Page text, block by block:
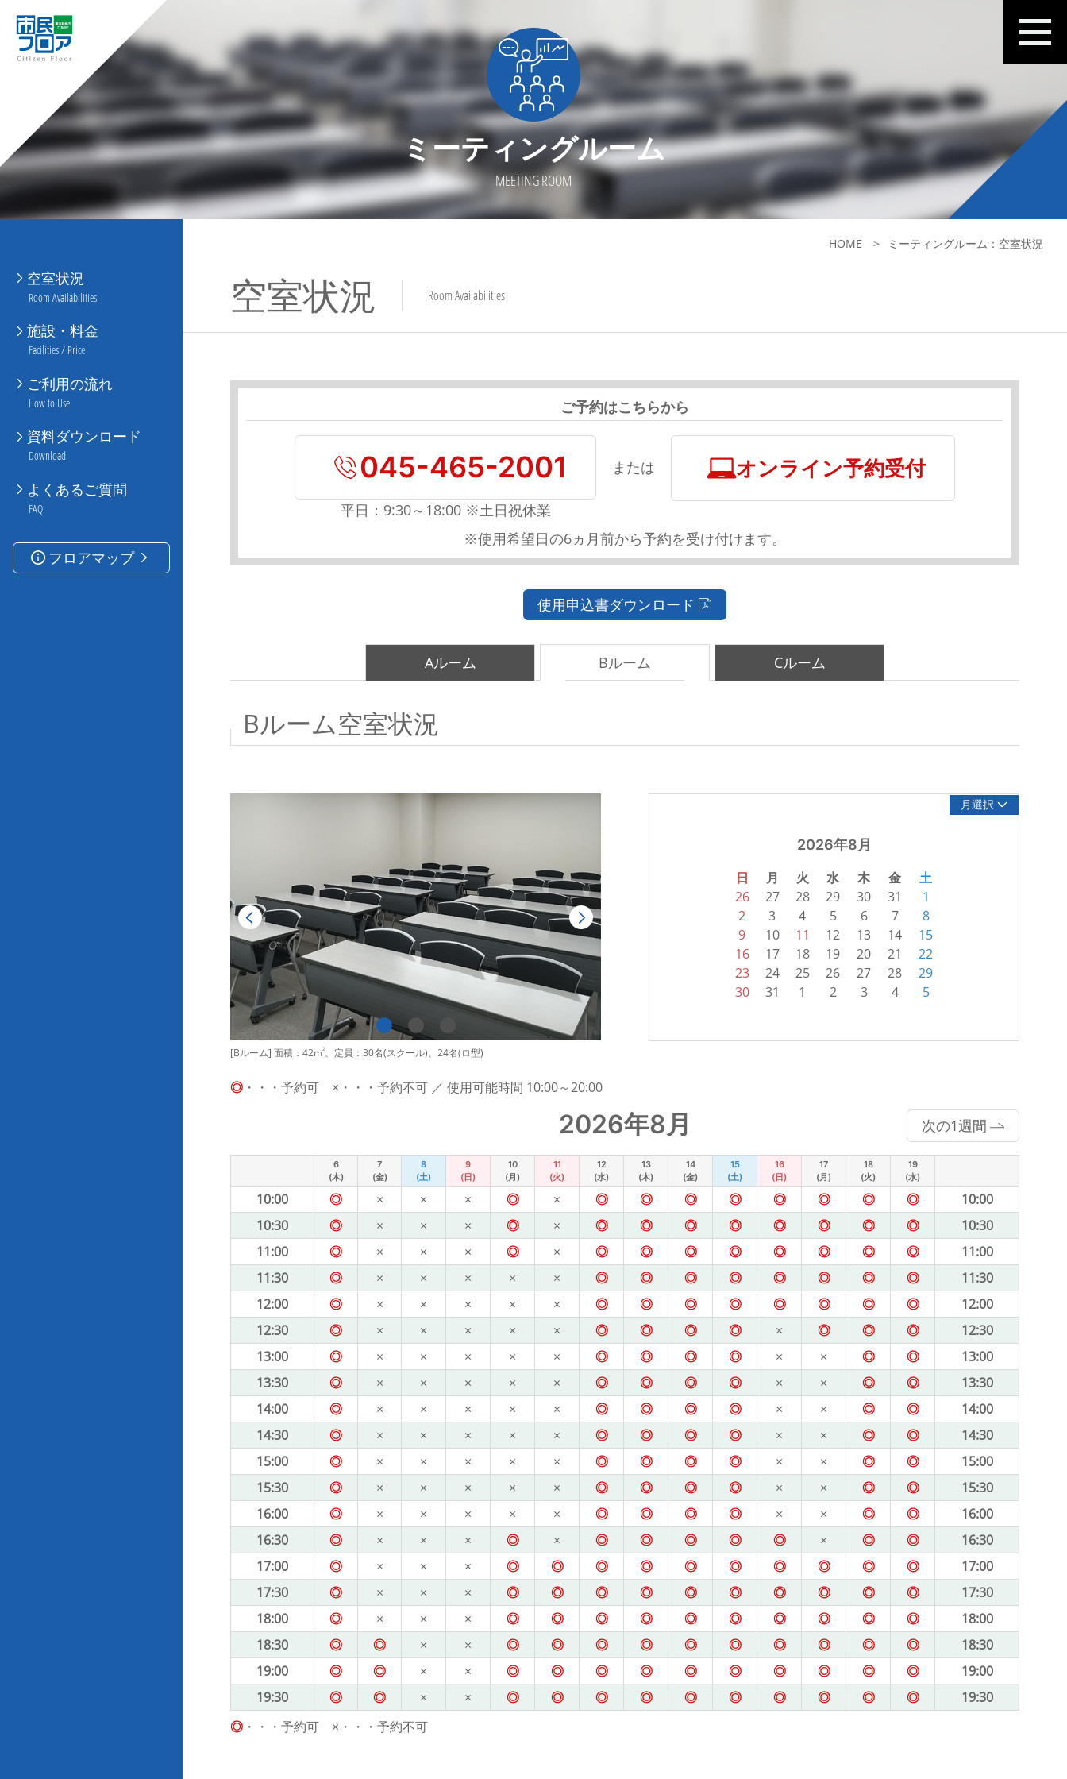
ミーティングルーム
MEETING ROOM
空室状況
Room Availabilities
施設・料金
Facilities / Price
ご利用の流れ
How to Use
資料ダウンロード
Download
よくあるご質問
FAQ
フロアマップ
HOME ミーティングルーム：空室状況
空室状況 Room Availabilities
ご予約はこちらから
045-465-2001
平日：9:30～18:00 ※土日祝休業
または オンライン予約受付
※使用希望日の6ヵ月前から予約を受け付けます。
使用申込書ダウンロード
Aルーム Bルーム Cルーム
Bルーム空室状況
[Bルーム] 面積：42m2、定員：30名(スクール)、24名(ロ型)
月選択
2026年8月
日 月 火 水 木 金 土
26 27 28 29 30 31
1
2
3 4 5 6 7
8
9
10 11 12 13 14
15
16
17 18 19 20 21
22
23
24 25 26 27 28
29
30
31 1 2 3 4 5
◎ ・・・予約可 ×・・・予約不可 ／ 使用可能時間 10:00～20:00
2026年8月 次の1週間
6
(木)
7
(金)
8
(土)
9
(日)
10
(月)
11
(火)
12
(水)
13
(木)
14
(金)
15
(土)
16
(日)
17
(月)
18
(火)
19
(水)
10:00 ◎ × × × ◎ × ◎ ◎ ◎ ◎ ◎ ◎ ◎ ◎
10:00
10:30
◎ × × × ◎ × ◎ ◎ ◎ ◎ ◎ ◎ ◎ ◎
10:30
11:00
◎ × × × ◎ × ◎ ◎ ◎ ◎ ◎ ◎ ◎ ◎
11:00
11:30
◎ × × × × × ◎ ◎ ◎ ◎ ◎ ◎ ◎ ◎
11:30
12:00
◎ × × × × × ◎ ◎ ◎ ◎ ◎ ◎ ◎ ◎
12:00
12:30
◎ × × × × × ◎ ◎ ◎ ◎ × ◎ ◎ ◎
12:30
13:00
◎ × × × × × ◎ ◎ ◎ ◎ × × ◎ ◎
13:00
13:30
◎ × × × × × ◎ ◎ ◎ ◎ × × ◎ ◎
13:30
14:00
◎ × × × × × ◎ ◎ ◎ ◎ × × ◎ ◎
14:00
14:30
◎ × × × × × ◎ ◎ ◎ ◎ × × ◎ ◎
14:30
15:00
◎ × × × × × ◎ ◎ ◎ ◎ × × ◎ ◎
15:00
15:30
◎ × × × × × ◎ ◎ ◎ ◎ × × ◎ ◎
15:30
16:00
◎ × × × × × ◎ ◎ ◎ ◎ × × ◎ ◎
16:00
16:30
◎ × × × ◎ × ◎ ◎ ◎ ◎ ◎ × ◎ ◎
16:30
17:00
◎ × × × ◎ ◎ ◎ ◎ ◎ ◎ ◎ ◎ ◎ ◎
17:00
17:30
◎ × × × ◎ ◎ ◎ ◎ ◎ ◎ ◎ ◎ ◎ ◎
17:30
18:00
◎ × × × ◎ ◎ ◎ ◎ ◎ ◎ ◎ ◎ ◎ ◎
18:00
18:30
◎ ◎ × × ◎ ◎ ◎ ◎ ◎ ◎ ◎ ◎ ◎ ◎
18:30
19:00
◎ ◎ × × ◎ ◎ ◎ ◎ ◎ ◎ ◎ ◎ ◎ ◎
19:00
19:30
◎ ◎ × × ◎ ◎ ◎ ◎ ◎ ◎ ◎ ◎ ◎ ◎
19:30
◎ ・・・予約可 ×・・・予約不可